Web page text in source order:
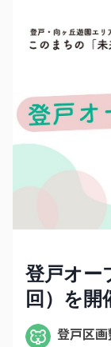
登戸オー
回）を開
登戸区